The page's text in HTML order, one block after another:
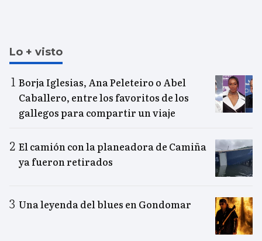
Lo + visto
Borja Iglesias, Ana Peleteiro o Abel
Caballero, entre los favoritos de los
gallegos para compartir un viaje
El camión con la planeadora de Camiña
ya fueron retirados
Una leyenda del blues en Gondomar